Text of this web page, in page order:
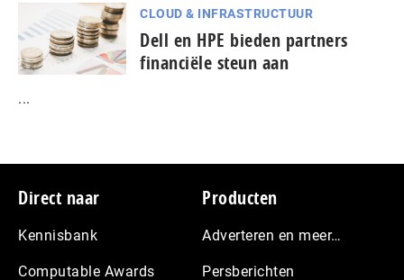
CLOUD & INFRASTRUCTUUR
Dell en HPE bieden partners
financiële steun aan
...
Footer
Direct naar
Kennisbank
Computable Awards
Producten
Adverteren en meer…
Persberichten